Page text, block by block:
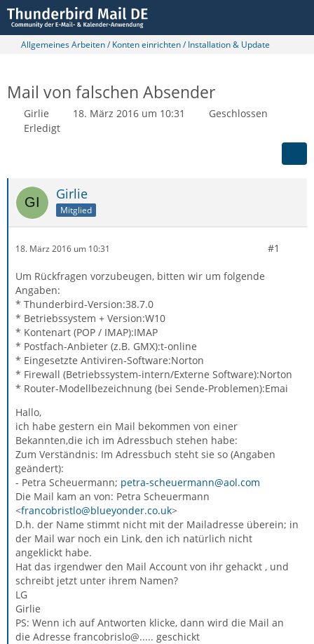
Allgemeines Arbeiten / Konten einrichten / Installation & Update
Mail von falschen Absender
Girlie 18. März 2016 um 10:31
Geschlossen
Erledigt
Girlie
Mitglied
18. März 2016 um 10:31 #1
Um Rückfragen vorzubeugen, bitten wir um folgende
Angaben:
* Thunderbird-Version:38.7.0
* Betriebssystem + Version:W10
* Kontenart (POP / IMAP):IMAP
* Postfach-Anbieter (z.B. GMX):t-online
* Eingesetzte Antiviren-Software:Norton
* Firewall (Betriebssystem-intern/Externe Software):Norton
* Router-Modellbezeichnung (bei Sende-Problemen):Emai
Hallo,
ich habe gestern ein Mail bekommen von einer
Bekannten,die ich im Adressbuch stehen habe:
Zum Verständnis: Im Adressbuch steht sie so (Angaben
geändert):
- Petra Scheuermann; petra-scheuermann@aol.com
Die Mail kam an von: Petra Scheuermann
<francobristlo@blueyonder.co.uk>
D.h. der Name stimmt nicht mit der Mailadresse überein; in
der Mail war noch ein Link, den ich natürlich nicht
angeklickt habe.
Hat das irgendwer den Mail Account von ihr gehackt , und
schreibt jetzt unter ihrem Namen?
LG
Girlie
PS: Wenn ich auf Antworten klicke, dann wird die Mail an
die Adresse francobrislo@..... geschickt